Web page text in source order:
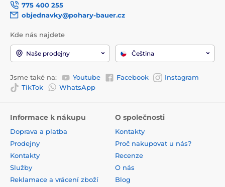
775 400 255
objednavky@pohary-bauer.cz
Kde nás najdete
Naše prodejny Čeština
Jsme také na: Youtube Facebook
Instagram
TikTok
WhatsApp
Informace k nákupu
Doprava a platba
Prodejny
Kontakty
Služby
Reklamace a vrácení zboží
O společnosti
Kontakty
Proč nakupovat u nás?
Recenze
O nás
Blog